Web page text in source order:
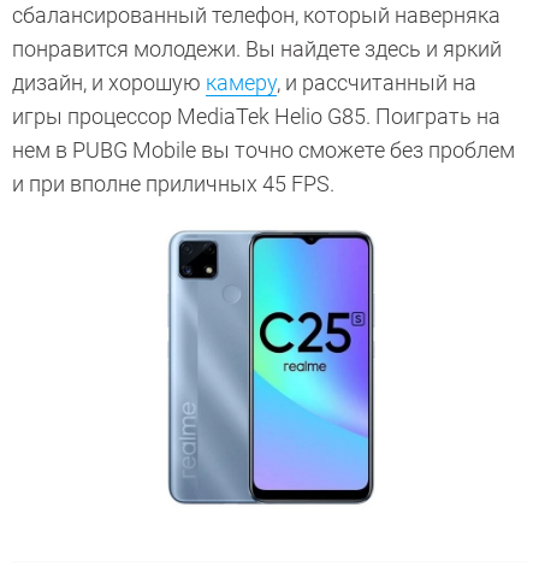
сбалансированный телефон, который наверняка
понравится молодежи. Вы найдете здесь и яркий
дизайн, и хорошую камеру, и рассчитанный на
игры процессор MediaTek Helio G85. Поиграть на
нем в PUBG Mobile вы точно сможете без проблем
и при вполне приличных 45 FPS.